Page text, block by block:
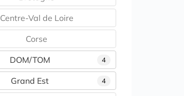
Centre-Val de Loire
Corse
4
DOM/TOM
4
Grand Est